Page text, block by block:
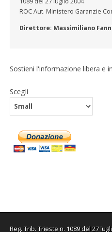
ROC Aut. Ministero Garanzie
Direttore: Massimiliano
Sostieni l'informazione libera e
Scegli
Reg. Trib. Trieste n. 1089 del 27